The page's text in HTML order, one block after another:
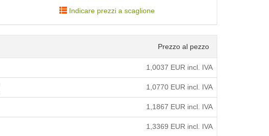
Indicare prezzi a scaglione
Prezzo al pezzo
1,0037 EUR incl. IVA
1,0770 EUR incl. IVA
1,1867 EUR incl. IVA
1,3369 EUR incl. IVA